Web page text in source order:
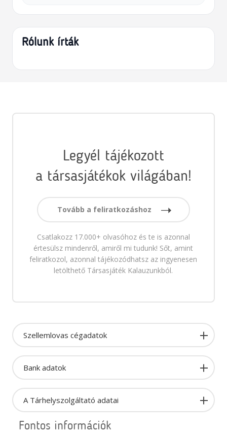
Rólunk írták
Legyél tájékozott
a társasjátékok világában!
Tovább a feliratkozáshoz
Csatlakozz 17.000+ olvasóhoz és te is azonnal
értesülsz mindenről, amiről mi tudunk! Sőt, amint
feliratkozol, azonnal tájékozódhatsz az ingyenesen
letölthető Társasjáték Kalauzunkból.
Szellemlovas cégadatok
Bank adatok
A Tárhelyszolgáltató adatai
Fontos információk